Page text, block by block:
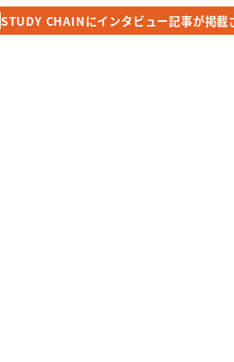
STUDY CHAINにインタビュー記事が掲載
STUDY CHAINにインタビュー記事が掲載